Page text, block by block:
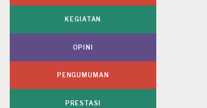
KEGIATAN
OPINI
PENGUMUMAN
PRESTASI